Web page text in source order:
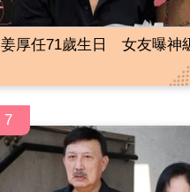
姜厚任71歲生日 女友曝神
7